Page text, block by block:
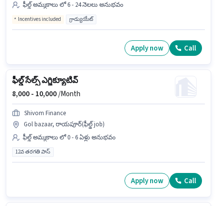
ఫీల్డ్ అమ్మకాలు లో 6 - 24 నెలలు అనుభవం
Incentives included గ్రాడ్యుయేట్
Apply now Call
ఫీల్డ్ సేల్స్ ఎగ్జిక్యూటివ్
8,000 - 10,000/Month
Shivom Finance
Gol bazaar, రాయపూర్(ఫీల్డ్ job)
ఫీల్డ్ అమ్మకాలు లో 0 - 6 ఏళ్లు అనుభవం
12వ తరగతి పాస్
Apply now Call